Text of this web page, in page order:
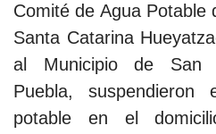
Comité de Agua Potable
Santa Catarina
al Municipio de San
Puebla,
potable en el